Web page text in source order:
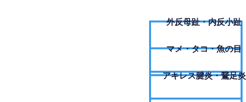
外反母趾・内反小趾
​マメ・タコ・魚の目
アキレス腱炎・鵞足炎